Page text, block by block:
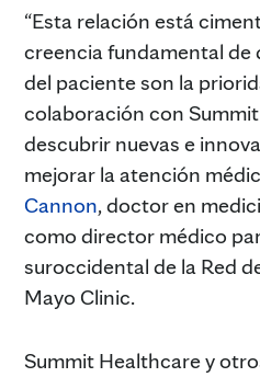
“Esta relación está
creencia fundamental de
del paciente son la
colaboración con
descubrir nuevas e
mejorar la atención
Cannon, doctor en
como director médico
suroccidental de la Red
Mayo Clinic.
Summit Healthcare y